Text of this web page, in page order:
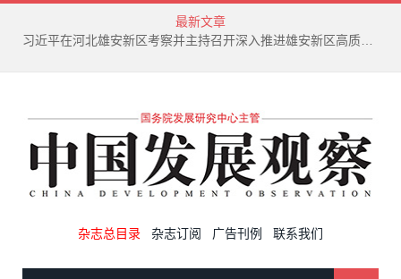
最新文章
习近平在河北雄安新区考察并主持召开深入推进雄安新区高质量建设和发展座谈会
杂志总目录 杂志订阅 广告刊例 联系我们